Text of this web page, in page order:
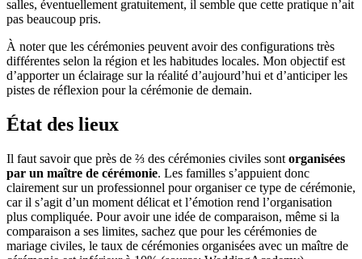
salles, éventuellement gratuitement, il semble que cette pratique n’ait
pas beaucoup pris.
À noter que les cérémonies peuvent avoir des configurations très
différentes selon la région et les habitudes locales. Mon objectif est
d’apporter un éclairage sur la réalité d’aujourd’hui et d’anticiper les
pistes de réflexion pour la cérémonie de demain.
État des lieux
Il faut savoir que près de ⅔ des cérémonies civiles sont organisées
par un maître de cérémonie. Les familles s’appuient donc
clairement sur un professionnel pour organiser ce type de cérémonie,
car il s’agit d’un moment délicat et l’émotion rend l’organisation
plus compliquée. Pour avoir une idée de comparaison, même si la
comparaison a ses limites, sachez que pour les cérémonies de
mariage civiles, le taux de cérémonies organisées avec un maître de